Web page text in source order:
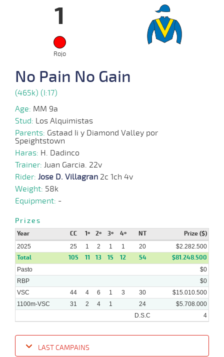
1
Rojo
No Pain No Gain
(465k) (I:17)
Age: MM 9a
Stud: Los Alquimistas
Parents: Gstaad Ii y Diamond Valley por
Speightstown
Haras: H. Dadinco
Trainer: Juan Garcia. 22v
Rider: Jose D. Villagran 2c 1ch 4v
Weight: 58k
Equipment: -
Prizes
Year CC 1º 2º 3º 4º NT Prize ($)
2025 25 1 2 1 1 20 $2.282.500
Total 105 11 13 15 12 54 $81.248.500
Pasto
$0
RBP
$0
VSC
44 4 6 1 3 30
$15.010.500
1100m-VSC
31 2 4 1 24
$5.708.000
D.S.C
4
LAST CAMPAINS